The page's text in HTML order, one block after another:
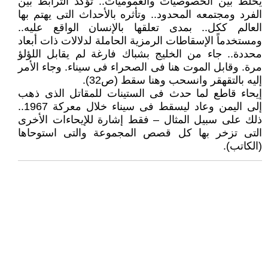
الفرد ومجتمعه المحدود.. وتأثره بالأحداث التى يهتم بها
العالم ككل.. بمدى تعلقها بالإنسان الواقع عليه..
ومستخدماً الإسقاطات الرمزية الحاملة لدلالات ذات أبعاد
محددة.. جاء من الخليج بشباك فارغة لم يقابل اللؤلؤ
مرة. وقابل الموت هنا فى الصحراء فى سيناء. وجاء الأمر
إليه بالتقهقر وانسحب وهنا سقط (ص32).
إيحاء قاطع لما حدث فى الستينات للمقاتل الذى ذهب
إلى اليمن وعاد ليسقط فى سيناء خلال معركة 1967..
ذلك على سبيل المثال – فقط إشارة للإيحاءات الأخرى
التى تزخر بها كل قصص المجموعة والتى استوحاها
(الكاتب).